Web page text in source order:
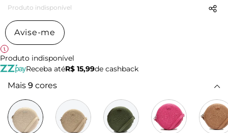
Produto indisponível
Avise-me
Produto indisponível
Receba atéR$ 15,99de cashback
Mais 9 cores